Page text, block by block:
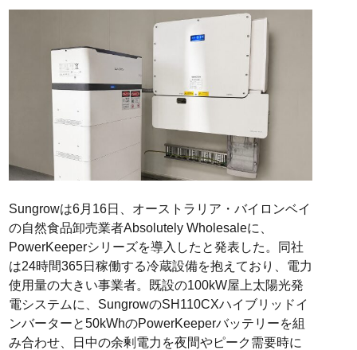
Sungrowは6月16日、オーストラリア・バイロンベイ
の自然食品卸売業者Absolutely Wholesaleに、
PowerKeeperシリーズを導入したと発表した。同社
は24時間365日稼働する冷蔵設備を抱えており、電力
使用量の大きい事業者。既設の100kW屋上太陽光発
電システムに、SungrowのSH110CXハイブリッドイ
ンバーターと50kWhのPowerKeeperバッテリーを組
み合わせ、日中の余剰電力を夜間やピーク需要時に